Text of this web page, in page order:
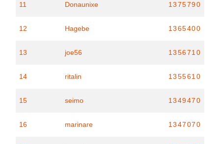
11 Donaunixe 1375790
12 Hagebe 1365400
13 joe56 1356710
14 ritalin 1355610
15 seimo 1349470
16 marinare 1347070